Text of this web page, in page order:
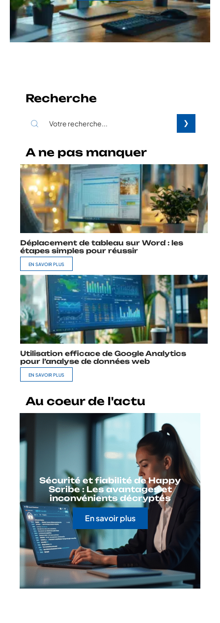
Recherche
A ne pas manquer
Déplacement de tableau sur Word : les
étapes simples pour réussir
EN SAVOIR PLUS
Utilisation efficace de Google Analytics
pour l’analyse de données web
EN SAVOIR PLUS
Au coeur de l'actu
Sécurité et fiabilité de Happy
Scribe : Les avantages et
inconvénients décryptés
En savoir plus